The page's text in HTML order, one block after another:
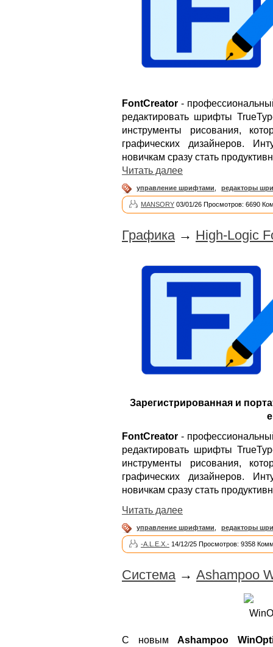
FontCreator -
редактировать шрифты
инструменты рисования,
графических дизайнеров.
новичкам сразу стать
Читать далее
управление шрифтами редакторы
MANSORY 03/01/26 Просмотров: 6690
Графика → High-Logic
Зарегистрированная и
FontCreator -
редактировать шрифты
инструменты рисования,
графических дизайнеров.
новичкам сразу стать
Читать далее
управление шрифтами редакторы
-A.L.E.X.- 14/12/25 Просмотров: 9358
Система → Ashampoo
С новымAshampoo